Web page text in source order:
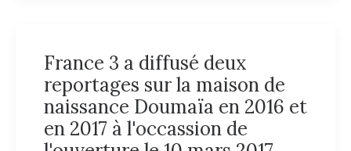
France 3 a diffusé deux
reportages sur la maison de
naissance Doumaïa en 2016 et
en 2017 à l'occassion de